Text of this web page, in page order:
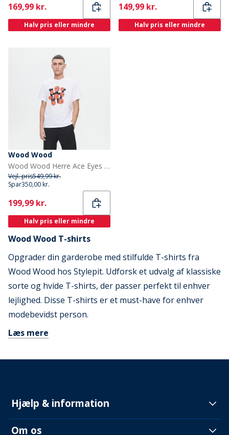
Current
169,99 kr.
Halv pris eller mindre
Current
149,99 kr.
Halv pris eller mindre
Wood Wood
Wood Wood Herre Ace Eyes T-shirt Hvid
Vejl. pris549,99 kr.
Spar350,00 kr.
Current
199,99 kr.
Halv pris eller mindre
Wood Wood T-shirts
Opgrader din garderobe med stilfulde T-shirts fra
Wood Wood hos Stylepit. Udforsk et udvalg af klassiske
sorte og hvide T-shirts, der passer perfekt til enhver
lejlighed. Disse T-shirts er et must-have for enhver
modebevidst person.
Læs mere
Hjælp & information
Om os